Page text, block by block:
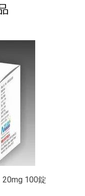
100錠